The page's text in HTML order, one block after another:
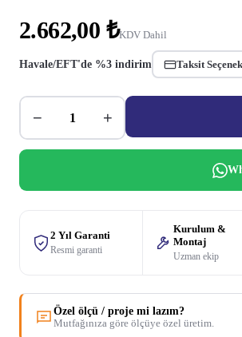
2.662,00 ₺KDV Dahil
Havale/EFT'de %3 indirim Taksit
− +
2 Yıl Garanti
Resmi garanti
Kurulum &
Montaj
Uzman ekip
Özel ölçü / proje mi lazım?
Mutfağınıza göre ölçüye özel üretim.